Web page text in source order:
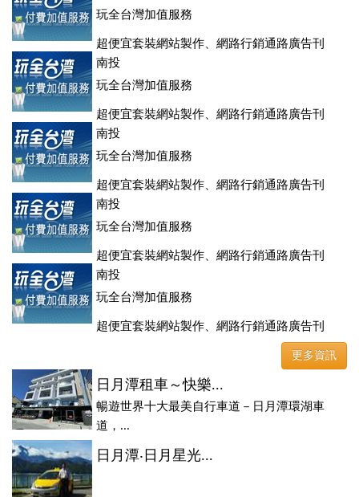
玩全台灣加值服務
超便宜套裝網站製作、網路行銷通路廣告刊
登、訂房系統、客房委託旅行社銷售，全面優惠中....
南投
玩全台灣加值服務
超便宜套裝網站製作、網路行銷通路廣告刊
登、訂房系統、客房委託旅行社銷售，全面優惠中....
南投
玩全台灣加值服務
超便宜套裝網站製作、網路行銷通路廣告刊
登、訂房系統、客房委託旅行社銷售，全面優惠中....
南投
玩全台灣加值服務
超便宜套裝網站製作、網路行銷通路廣告刊
登、訂房系統、客房委託旅行社銷售，全面優惠中....
南投
玩全台灣加值服務
超便宜套裝網站製作、網路行銷通路廣告刊
登、訂房系統、客房委託旅行社銷售，全面優惠中....
更多資訊
日月潭租車～快樂...
暢遊世界十大最美自行車道－日月潭環湖車
道，...
日月潭‧日月星光...